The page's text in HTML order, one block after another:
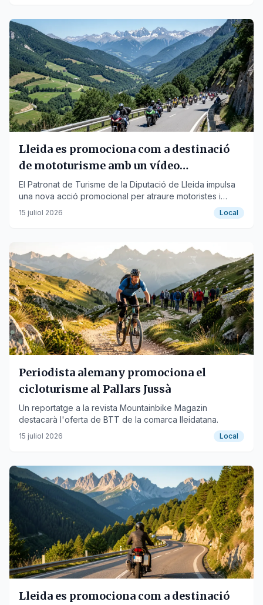
Lleida es promociona com a destinació
de mototurisme amb un vídeo
documental
El Patronat de Turisme de la Diputació de Lleida impulsa
una nova acció promocional per atraure motoristes i
dinamitzar l'economia del territori.
15 juliol 2026 Local
Periodista alemany promociona el
cicloturisme al Pallars Jussà
Un reportatge a la revista Mountainbike Magazin
destacarà l'oferta de BTT de la comarca lleidatana.
15 juliol 2026 Local
Lleida es promociona com a destinació